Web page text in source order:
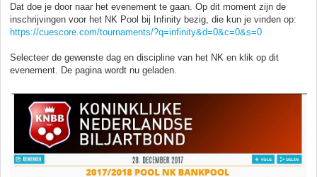
Dat doe je door naar het evenement te gaan. Op dit moment zijn de
inschrijvingen voor het NK Pool bij Infinity bezig, die kun je vinden op:
https://cuescore.com/tournaments/?q=infinity&d=0&c=0&s=0
Selecteer de gewenste dag en discipline van het NK en klik op dit
evenement. De pagina wordt nu geladen.